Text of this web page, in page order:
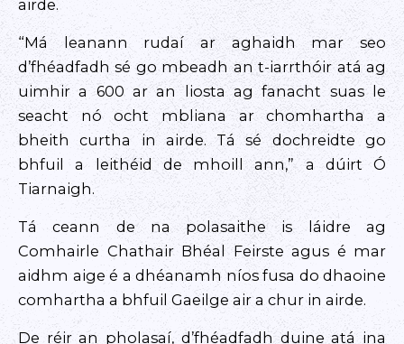
airde.
“Má leanann rudaí ar aghaidh mar seo
d’fhéadfadh sé go mbeadh an t-iarrthóir atá ag
uimhir a 600 ar an liosta ag fanacht suas le
seacht nó ocht mbliana ar chomhartha a
bheith curtha in airde. Tá sé dochreidte go
bhfuil a leithéid de mhoill ann,” a dúirt Ó
Tiarnaigh.
Tá ceann de na polasaithe is láidre ag
Comhairle Chathair Bhéal Feirste agus é mar
aidhm aige é a dhéanamh níos fusa do dhaoine
comhartha a bhfuil Gaeilge air a chur in airde.
De réir an pholasaí, d’fhéadfadh duine atá ina